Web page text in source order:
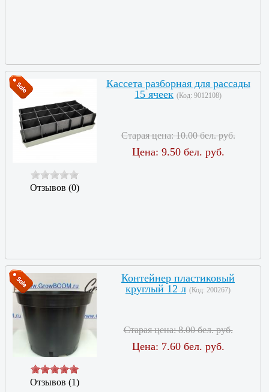
Отзывов (0)
Кассета разборная для рассады
15 ячеек (Код: 9012108)
Старая цена:10.00 бел. руб.
Цена: 9.50 бел. руб.
Отзывов (1)
Контейнер пластиковый
круглый 12 л (Код: 200267)
Старая цена:8.00 бел. руб.
Цена: 7.60 бел. руб.